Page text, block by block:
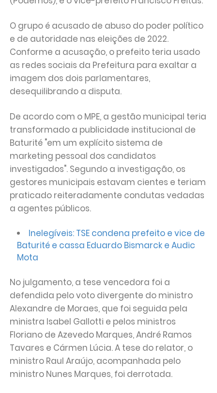
O grupo é acusado de abuso do poder político
e de autoridade nas eleições de 2022.
Conforme a acusação, o prefeito teria usado
as redes sociais da Prefeitura para exaltar a
imagem dos dois parlamentares,
desequilibrando a disputa.
De acordo com o MPE, a gestão municipal teria
transformado a publicidade institucional de
Baturité "em um explícito sistema de
marketing pessoal dos candidatos
investigados". Segundo a investigação, os
gestores municipais estavam cientes e teriam
praticado reiteradamente condutas vedadas
a agentes públicos.
Inelegíveis: TSE condena prefeito e vice de
Baturité e cassa Eduardo Bismarck e Audic
Mota
No julgamento, a tese vencedora foi a
defendida pelo voto divergente do ministro
Alexandre de Moraes, que foi seguida pela
ministra Isabel Gallotti e pelos ministros
Floriano de Azevedo Marques, André Ramos
Tavares e Cármen Lúcia. A tese do relator, o
ministro Raul Araújo, acompanhada pelo
ministro Nunes Marques, foi derrotada.